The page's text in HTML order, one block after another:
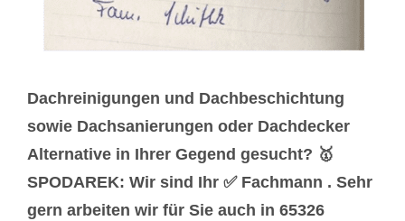
Dachreinigungen und Dachbeschichtung
sowie Dachsanierungen oder Dachdecker
Alternative in Ihrer Gegend gesucht? 🥇
SPODAREK: Wir sind Ihr ✅ Fachmann . Sehr
gern arbeiten wir für Sie auch in 65326